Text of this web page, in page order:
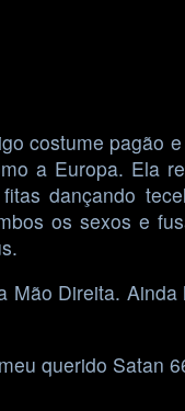
costume pagão
a Europa. Ela
dançando
os sexos e
Direita.
querido Satan